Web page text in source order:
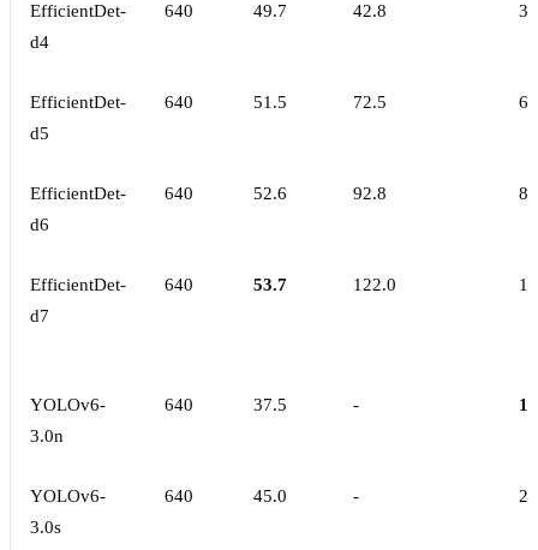
EfficientDet-
d4
640 49.7 42.8
EfficientDet-
d5
640 51.5 72.5
EfficientDet-
d6
640 52.6 92.8
EfficientDet-
d7
640 53.7 122.0
YOLOv6-
3.0n
640 37.5 -
YOLOv6-
3.0s
640 45.0 -